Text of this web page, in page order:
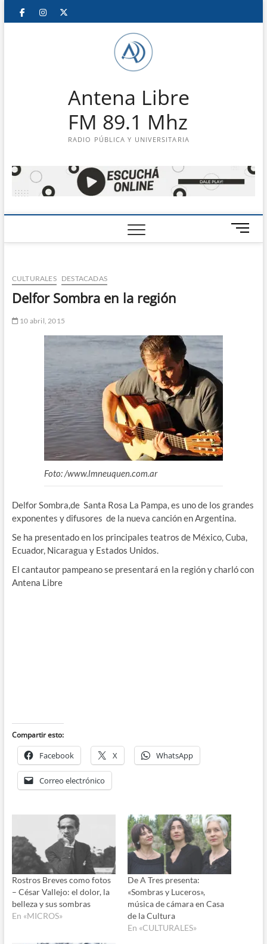
Saltar
FacebookInstagram
Antena Libre
FM 89.1 Mhz
RADIO PÚBLICA Y UNIVERSITARIA
B
o
CULTURALES DESTACADAS
Delfor Sombra en la región
10 abril, 2015
Foto: /www.lmneuquen.com.ar
Delfor Sombra,de Santa Rosa La Pampa, es uno de los grandes
exponentes y difusores de la nueva canción en Argentina.
Se ha presentado en los principales teatros de México, Cuba,
Ecuador, Nicaragua y Estados Unidos.
El cantautor pampeano se presentará en la región y charló con
Antena Libre
Compartir esto:
Facebook X WhatsApp
Correo electrónico
Rostros Breves como fotos
– César Vallejo: el dolor, la
belleza y sus sombras
En «MICROS»
De A Tres presenta:
«Sombras y Luceros»,
música de cámara en Casa
de la Cultura
En «CULTURALES»